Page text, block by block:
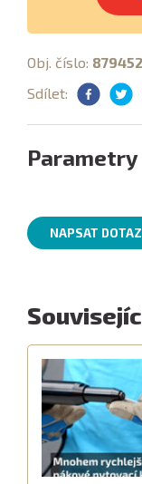
Obj. číslo:
Sdílet:
Parametry
NAPSAT DOTAZ